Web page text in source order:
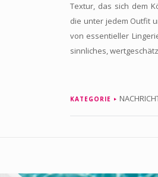
Textur, das sich dem
die unter jedem Outfit
von essentieller
sinnliches,
KATEGORIE